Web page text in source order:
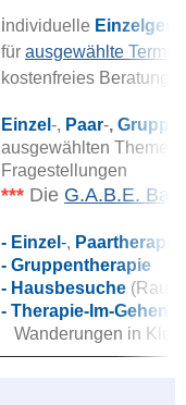
individuelle
für ausgewählte
kostenfreies
Einzel -, Paar-,
ausgewählten Themen
Fragestellungen
*** Die G.A.B.E.
- Einzel -, Paartherapie
- Gruppentherapie
- Hausbesuche
- Therapie-Im-Gehen
Wanderungen in